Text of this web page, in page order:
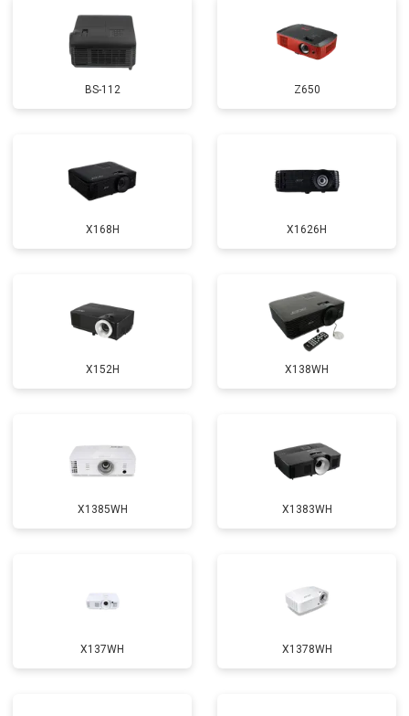
BS-112 Z650
X168H X1626H
X152H X138WH
X1385WH X1383WH
X137WH X1378WH